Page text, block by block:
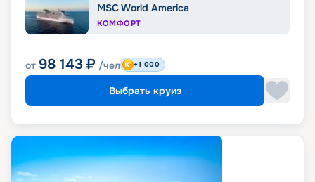
MSC World America
КОМФОРТ
от 98 143 ₽ /чел +1 000
Выбрать круиз